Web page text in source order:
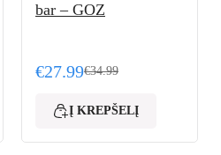
bar – GOZ
€34.99
Original price was: €34.99.
€27.99
Current price is: €27.99.
Į KREPŠELĮ